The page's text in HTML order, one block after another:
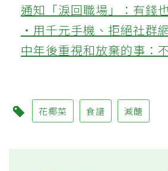
通知「淚回職場」：有錢
‧用千元手機、拒絕社群
中年後重視和放棄的事：
花椰菜 食譜 減醣